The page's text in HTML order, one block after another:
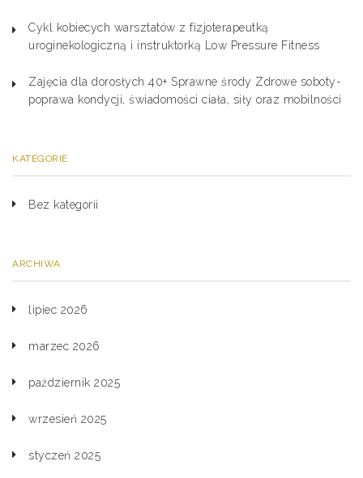
Cykl kobiecych warsztatów z fizjoterapeutką
uroginekologiczną i instruktorką Low Pressure Fitness
Zajęcia dla dorosłych 40+ Sprawne środy Zdrowe soboty-
poprawa kondycji, świadomości ciała, siły oraz mobilności
KATEGORIE
Bez kategorii
ARCHIWA
lipiec 2026
marzec 2026
październik 2025
wrzesień 2025
styczeń 2025